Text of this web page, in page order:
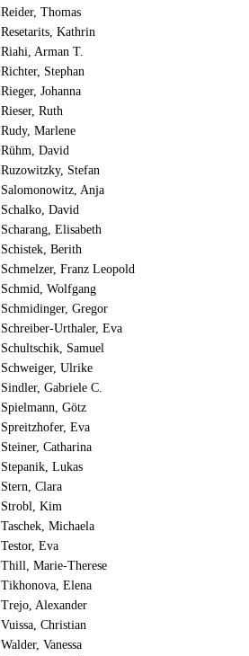
Reider, Thomas
Resetarits, Kathrin
Riahi, Arman T.
Richter, Stephan
Rieger, Johanna
Rieser, Ruth
Rudy, Marlene
Rühm, David
Ruzowitzky, Stefan
Salomonowitz, Anja
Schalko, David
Scharang, Elisabeth
Schistek, Berith
Schmelzer, Franz Leopold
Schmid, Wolfgang
Schmidinger, Gregor
Schreiber-Urthaler, Eva
Schultschik, Samuel
Schweiger, Ulrike
Sindler, Gabriele C.
Spielmann, Götz
Spreitzhofer, Eva
Steiner, Catharina
Stepanik, Lukas
Stern, Clara
Strobl, Kim
Taschek, Michaela
Testor, Eva
Thill, Marie-Therese
Tikhonova, Elena
Trejo, Alexander
Vuissa, Christian
Walder, Vanessa